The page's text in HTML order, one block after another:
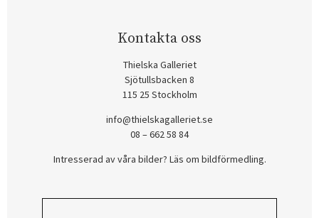
Kontakta oss
Thielska Galleriet
Sjötullsbacken 8
115 25 Stockholm
info@thielskagalleriet.se
08 – 662 58 84
Intresserad av våra bilder? Läs om bildförmedling.